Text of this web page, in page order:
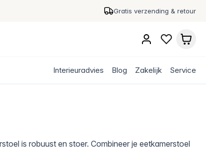
Gratis verzending & retour
Interieuradvies Blog Zakelijk Service
is robuust en stoer. Combineer je eetkamerstoel